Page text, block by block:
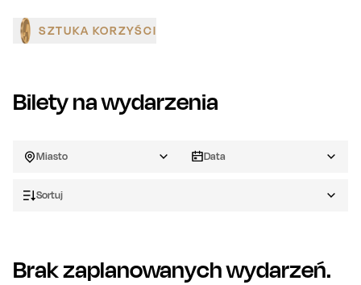
SZTUKA KORZYŚCI
Bilety na wydarzenia
Miasto Data
Sortuj
Brak zaplanowanych wydarzeń.